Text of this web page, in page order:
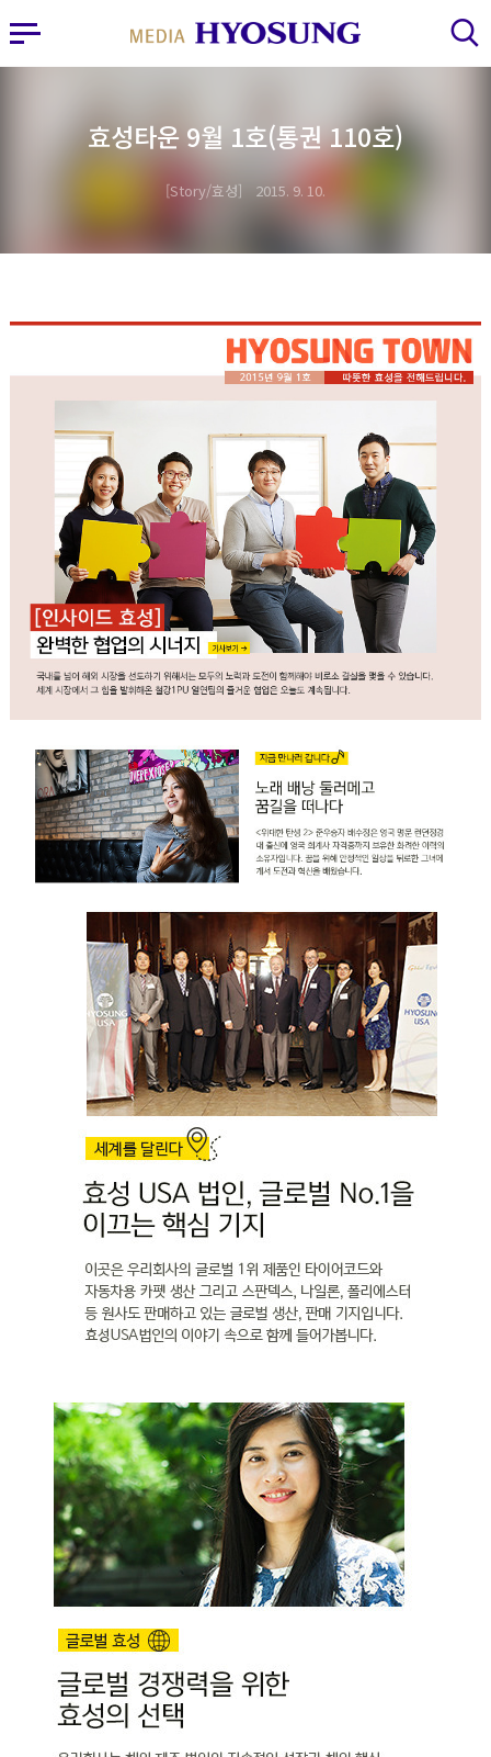
MY FRIEND HYOSUNG
사이드바 열기 검색 레이어 열기
효성타운 9월 1호(통권 110호)
Story/효성 2015. 9. 10.